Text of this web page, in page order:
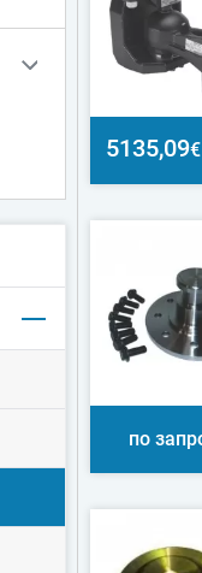
5135,09€
по